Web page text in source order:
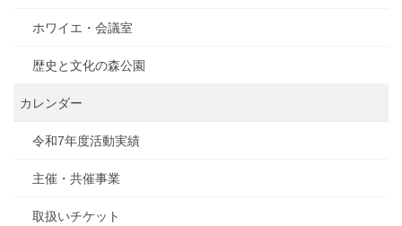
ホワイエ・会議室
歴史と文化の森公園
カレンダー
令和7年度活動実績
主催・共催事業
取扱いチケット